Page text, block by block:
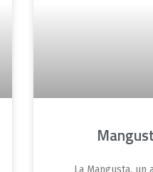
La Mangusta, un